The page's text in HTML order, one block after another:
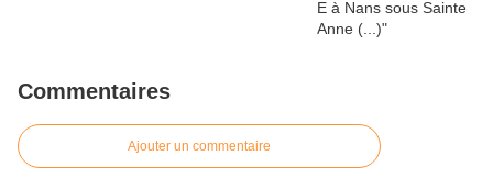
Commentaires
Ajouter un commentaire